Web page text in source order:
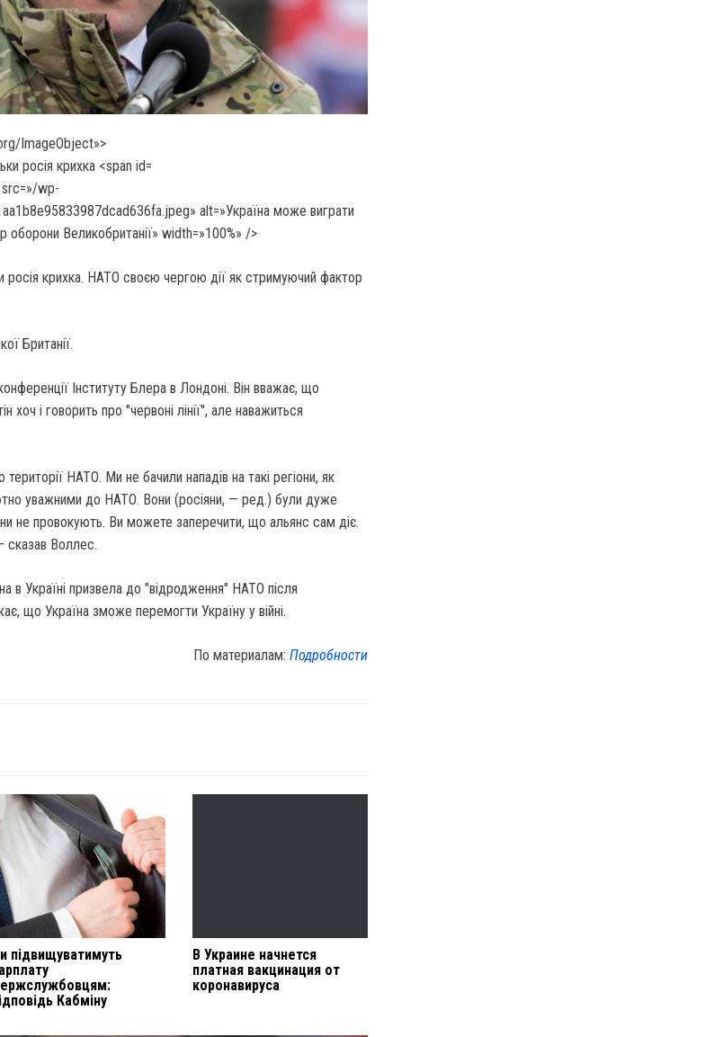
ImageObject»>
src=»/wp-
alt=»Україна може виграти
оборони Великобританії» width=»100%» />
росія крихка. НАТО своєю чергою дії як стримуючий фактор
Британії.
Інституту Блера в Лондоні. Він вважає, що
хоч і говорить про "червоні лінії", але наважиться
НАТО. Ми не бачили нападів на такі регіони, як
уважними до НАТО. Вони (росіяни, — ред.) були дуже
не провокують. Ви можете заперечити, що альянс сам діє.
сказав Воллес.
в Україні призвела до "відродження" НАТО після
що Україна зможе перемогти Україну у війні.
По материалам:Подробности
підвищуватимуть
Кабміну
В Украине начнется
платная вакцинация от
коронавируса